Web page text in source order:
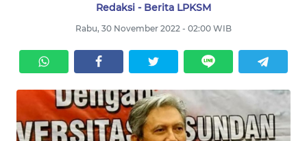
Redaksi - Berita LPKSM
Rabu, 30 November 2022 - 02:00 WIB
BPSK
HAK &
KEWAJIBAN
KONSUMEN